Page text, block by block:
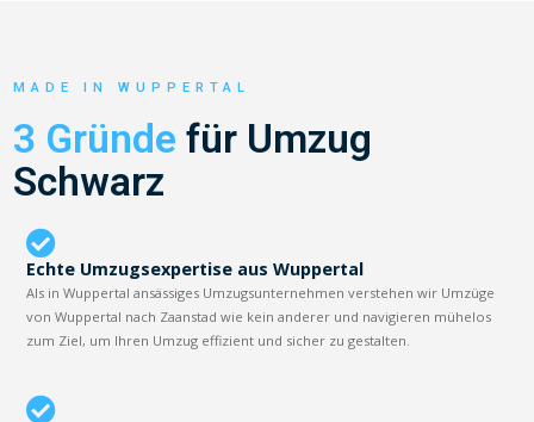
MADE IN WUPPERTAL
3 Gründe für Umzug
Schwarz
Echte Umzugsexpertise aus Wuppertal
Als in Wuppertal ansässiges Umzugsunternehmen verstehen wir Umzüge
von Wuppertal nach Zaanstad wie kein anderer und navigieren mühelos
zum Ziel, um Ihren Umzug effizient und sicher zu gestalten.